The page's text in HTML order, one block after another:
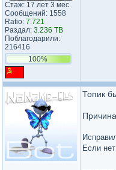
Стаж: 17 лет 3 мес.
Сообщений: 1558
Ratio: 7.721
Раздал: 3.236 TB
Поблагодарили:
216416
100%
Топик
Если